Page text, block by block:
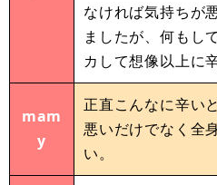
なければ気持ちが
ましたが、何もし
カして想像以上に
mam
y
正直こんなに辛い
悪いだけでなく全
い。